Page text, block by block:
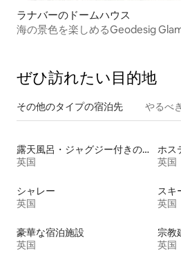
ラナバーのドームハウス
海の景色を楽しめるGeodesig
ぜひ訪⁠れ⁠た⁠い目⁠的⁠地
その他のタ⁠イ⁠プ⁠の宿⁠泊⁠先 やるべ
露天風呂・ジャグジー付きの宿泊施設
英国
ホス
英国
シャレー
英国
英国
豪華な宿泊施設
英国
宗教
英国